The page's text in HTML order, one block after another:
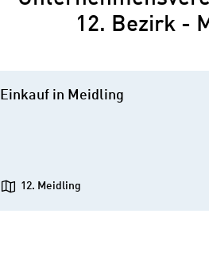
12. Bezirk -
Einkauf in Meidling
12. Meidling